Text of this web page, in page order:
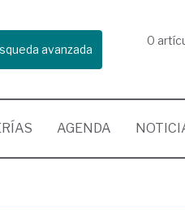
avanzada
0
AGENDA